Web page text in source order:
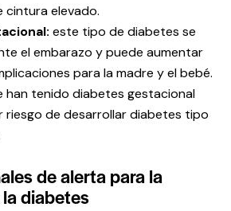
cintura elevado.
este tipo de diabetes se
el embarazo y puede aumentar
para la madre y el bebé.
han tenido diabetes gestacional
riesgo de desarrollar diabetes tipo
de alerta para la
diabetes